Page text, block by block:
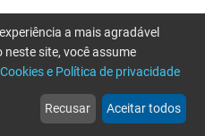
web
Notícias
more_horiz
Mais
a mais agradável
site, você assume
e Política de privacidade
Recusar Aceitar todos
tente novamente